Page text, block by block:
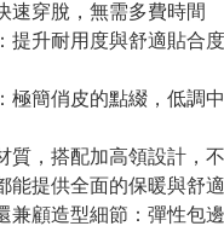
速穿脫，無需多費時間
提升耐用度與舒適貼合
簡俏皮的點綴，低調中
質，搭配加高領設計，
能提供全面的保暖與舒
兼顧造型細節：彈性包